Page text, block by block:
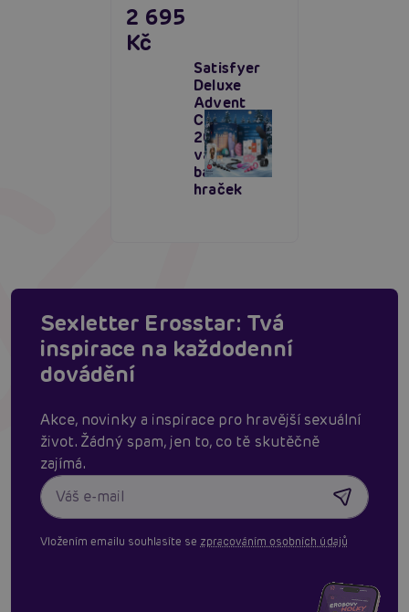
Satisfyer
Deluxe
Advent
Calendar
2025,
vánoční
balíček 24
hraček
2 695
Kč
Sexletter Erosstar: Tvá
inspirace na každodenní
dovádění
Akce, novinky a inspirace pro hravější sexuální
život. Žádný spam, jen to, co tě skutěčně
zajímá.
Vložením emailu souhlasíte se zpracováním osobních údajů